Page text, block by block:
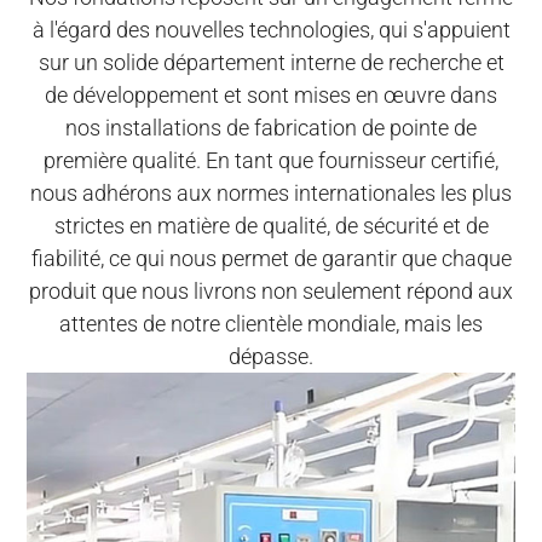
à l'égard des nouvelles technologies, qui s'appuient
sur un solide département interne de recherche et
de développement et sont mises en œuvre dans
nos installations de fabrication de pointe de
première qualité. En tant que fournisseur certifié,
nous adhérons aux normes internationales les plus
strictes en matière de qualité, de sécurité et de
fiabilité, ce qui nous permet de garantir que chaque
produit que nous livrons non seulement répond aux
attentes de notre clientèle mondiale, mais les
dépasse.